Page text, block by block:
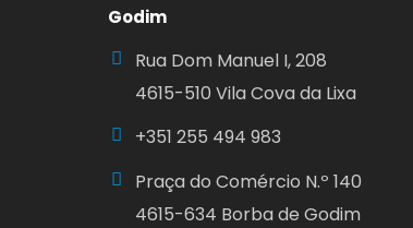
Godim
Rua Dom Manuel I, 208
4615-510 Vila Cova da Lixa
+351 255 494 983
Praça do Comércio N.º 140
4615-634 Borba de Godim